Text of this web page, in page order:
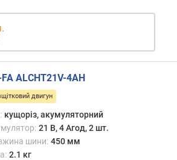
ALCHT21V-4AH
двигун
кущоріз, акумуляторний
21 В, 4 Агод, 2 шт.
шини: 450 мм
2.1 кг